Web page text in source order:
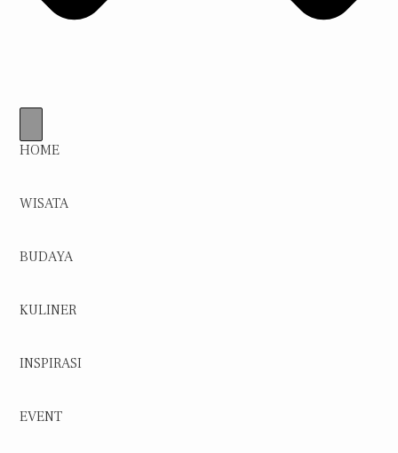
HOME
WISATA
BUDAYA
KULINER
INSPIRASI
EVENT